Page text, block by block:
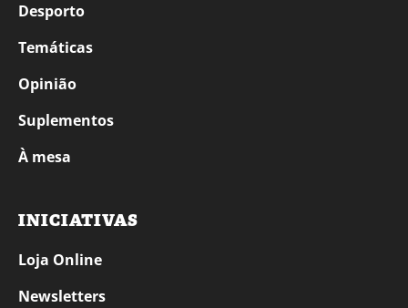
Desporto
Temáticas
Opinião
Suplementos
À mesa
INICIATIVAS
Loja Online
Newsletters